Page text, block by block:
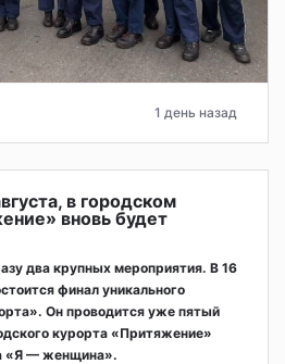
1 день назад
в городском
вновь будет
два крупных мероприятия. В 16
финал уникального
Он проводится уже пятый
курорта «Притяжение»
«Я — женщина».